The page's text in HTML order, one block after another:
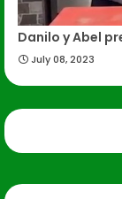
Danilo y Abel
July 08, 2023